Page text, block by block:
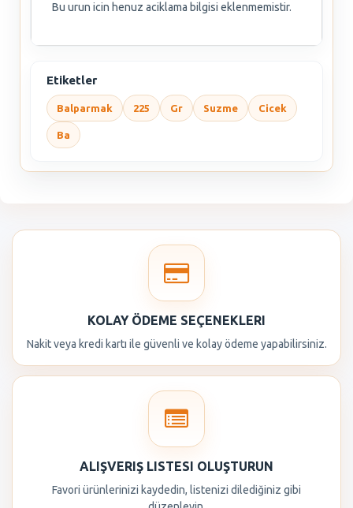
Bu urun icin henuz aciklama bilgisi eklenmemistir.
Etiketler
Balparmak 225 Gr Suzme Cicek
Ba
KOLAY ÖDEME SEÇENEKLERI
Nakit veya kredi kartı ile güvenli ve kolay ödeme yapabilirsiniz.
ALIŞVERIŞ LISTESI OLUŞTURUN
Favori ürünlerinizi kaydedin, listenizi dilediğiniz gibi